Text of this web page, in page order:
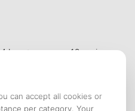
komt eraan op 19 mei van
kans om je kennis van de
te verdiepen in een